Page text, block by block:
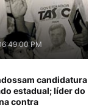
PM
candidatura
estadual; líder do
contra